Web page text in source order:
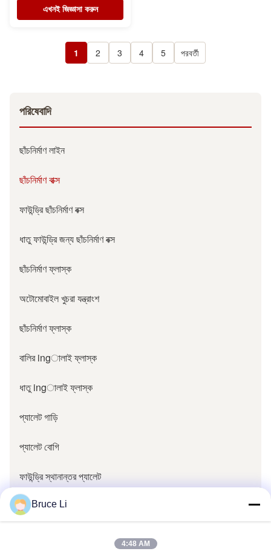
এখনই জিজ্ঞাসা করুন
1 2 3 4 5 পরবর্তী
পরিষেবাদি
ছাঁচনির্মাণ লাইন
ছাঁচনির্মাণ বাক্স
ফাউন্ড্রি ছাঁচনির্মাণ বক্স
ধাতু ফাউন্ড্রি জন্য ছাঁচনির্মাণ বক্স
ছাঁচনির্মাণ ফ্লাস্ক
অটোমোবাইল খুচরা যন্ত্রাংশ
ছাঁচনির্মাণ ফ্লাস্ক
বালির ingালাই ফ্লাস্ক
ধাতু ingালাই ফ্লাস্ক
প্যালেট গাড়ি
প্যালেট বোগি
ফাউন্ড্রি স্থানান্তর প্যালেট
ফাউন্ড্রি অংশ
Bruce Li
4:48 AM